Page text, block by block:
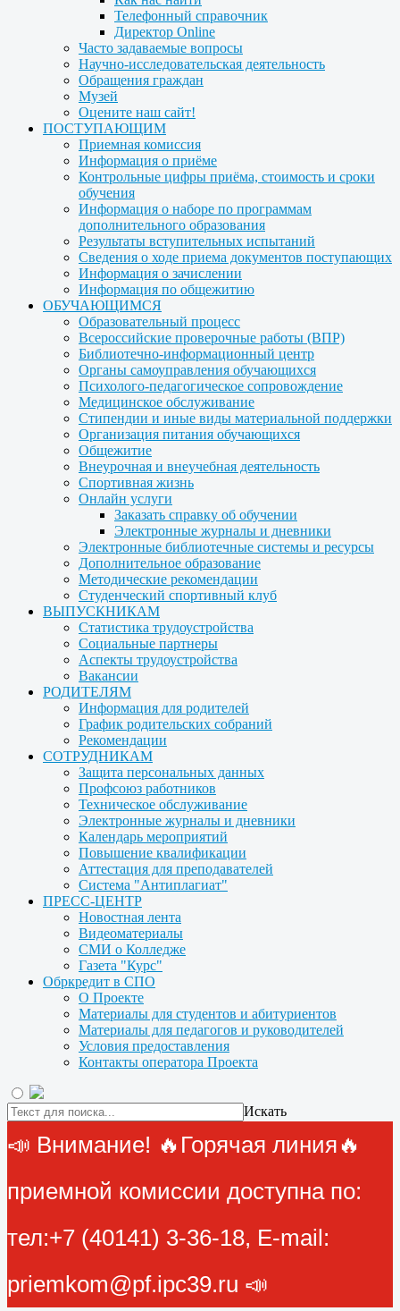
Телефонный справочник
Директор Online
Часто задаваемые вопросы
Научно-исследовательская деятельность
Обращения граждан
Музей
Оцените наш сайт!
ПОСТУПАЮЩИМ
Приемная комиссия
Информация о приёме
Контрольные цифры приёма, стоимость и сроки
обучения
Информация о наборе по программам
дополнительного образования
Результаты вступительных испытаний
Сведения о ходе приема документов поступающих
Информация о зачислении
Информация по общежитию
ОБУЧАЮЩИМСЯ
Образовательный процесс
Всероссийские проверочные работы (ВПР)
Библиотечно-информационный центр
Органы самоуправления обучающихся
Психолого-педагогическое сопровождение
Медицинское обслуживание
Стипендии и иные виды материальной поддержки
Организация питания обучающихся
Общежитие
Внеурочная и внеучебная деятельность
Спортивная жизнь
Онлайн услуги
Заказать справку об обучении
Электронные журналы и дневники
Электронные библиотечные системы и ресурсы
Дополнительное образование
Методические рекомендации
Студенческий спортивный клуб
ВЫПУСКНИКАМ
Статистика трудоустройства
Социальные партнеры
Аспекты трудоустройства
Вакансии
РОДИТЕЛЯМ
Информация для родителей
График родительских собраний
Рекомендации
СОТРУДНИКАМ
Защита персональных данных
Профсоюз работников
Техническое обслуживание
Электронные журналы и дневники
Календарь мероприятий
Повышение квалификации
Аттестация для преподавателей
Система "Антиплагиат"
ПРЕСС-ЦЕНТР
Новостная лента
Видеоматериалы
СМИ о Колледже
Газета "Курс"
Обркредит в СПО
О Проекте
Материалы для студентов и абитуриентов
Материалы для педагогов и руководителей
Условия предоставления
Контакты оператора Проекта
Искать
📣 Внимание! 🔥Горячая линия🔥
приемной комиссии доступна по:
тел:+7 (40141) 3-36-18, E-mail:
priemkom@pf.ipc39.ru 📣